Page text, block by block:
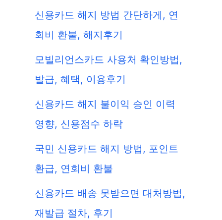
신용카드 해지 방법 간단하게, 연
회비 환불, 해지후기
모빌리언스카드 사용처 확인방법,
발급, 혜택, 이용후기
신용카드 해지 불이익 승인 이력
영향, 신용점수 하락
국민 신용카드 해지 방법, 포인트
환급, 연회비 환불
신용카드 배송 못받으면 대처방법,
재발급 절차, 후기